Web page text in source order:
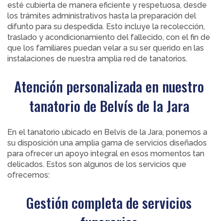
esté cubierta de manera eficiente y respetuosa, desde
los trámites administrativos hasta la preparación del
difunto para su despedida. Esto incluye la recolección,
traslado y acondicionamiento del fallecido, con el fin de
que los familiares puedan velar a su ser querido en las
instalaciones de nuestra amplia red de tanatorios.
Atención personalizada en nuestro
tanatorio de Belvís de la Jara
En el tanatorio ubicado en Belvís de la Jara, ponemos a
su disposición una amplia gama de servicios diseñados
para ofrecer un apoyo integral en esos momentos tan
delicados. Estos son algunos de los servicios que
ofrecemos:
Gestión completa de servicios